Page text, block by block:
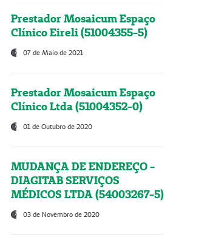
Prestador Mosaicum Espaço
Clínico Eireli (51004355-5)
07 de Maio de 2021
Prestador Mosaicum Espaço
Clínico Ltda (51004352-0)
01 de Outubro de 2020
MUDANÇA DE ENDEREÇO -
DIAGITAB SERVIÇOS
MÉDICOS LTDA (54003267-5)
03 de Novembro de 2020